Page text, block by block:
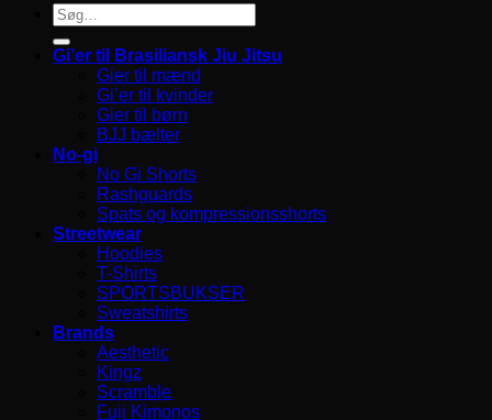
Søg
efter:
Gi’er til Brasiliansk Jiu Jitsu
Gier til mænd
Gi’er til kvinder
Gier til børn
BJJ bælter
No-gi
No Gi Shorts
Rashguards
Spats og kompressionsshorts
Streetwear
Hoodies
T-Shirts
SPORTSBUKSER
Sweatshirts
Brands
Aesthetic
Kingz
Scramble
Fuji Kimonos